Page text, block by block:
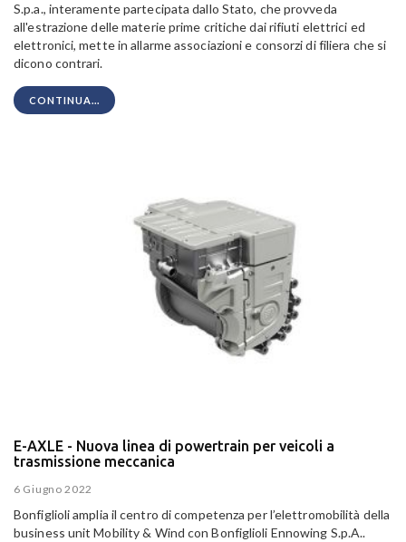
S.p.a., interamente partecipata dallo Stato, che provveda
all'estrazione delle materie prime critiche dai rifiuti elettrici ed
elettronici, mette in allarme associazioni e consorzi di filiera che si
dicono contrari.
CONTINUA...
E-AXLE - Nuova linea di powertrain per veicoli a
trasmissione meccanica
6 Giugno 2022
Bonfiglioli amplia il centro di competenza per l’elettromobilità della
business unit Mobility & Wind con Bonfiglioli Ennowing S.p.A..